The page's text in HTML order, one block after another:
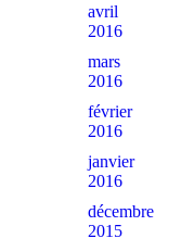
avril
2016
mars
2016
février
2016
janvier
2016
décembre
2015